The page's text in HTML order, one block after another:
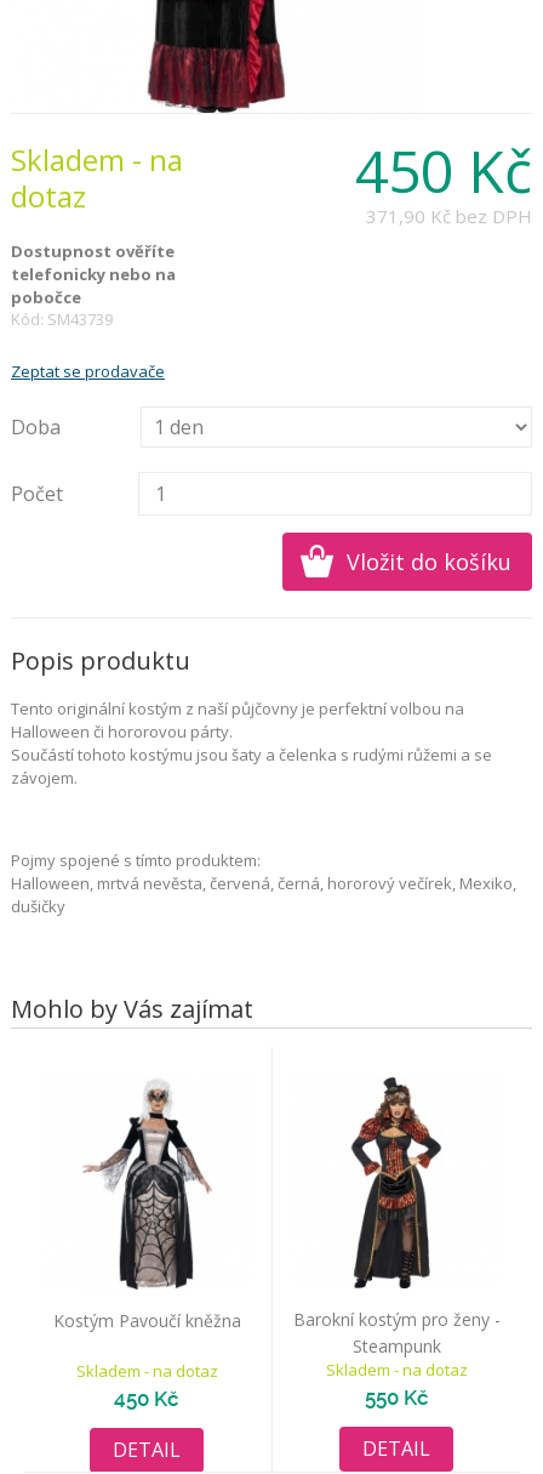
450 Kč
371,90 Kč bez DPH
Skladem - na
dotaz
Dostupnost ověříte
telefonicky nebo na
pobočce
Kód: SM43739
Zeptat se prodavače
Doba
Počet
Popis produktu
Tento originální kostým z naší půjčovny je perfektní volbou na
Halloween či hororovou párty.
Součástí tohoto kostýmu jsou šaty a čelenka s rudými růžemi a se
závojem.
Pojmy spojené s tímto produktem:
Halloween, mrtvá nevěsta, červená, černá, hororový večírek, Mexiko,
dušičky
Mohlo by Vás zajímat
Kostým Pavoučí kněžna
Skladem - na dotaz
450 Kč
DETAIL
Barokní kostým pro ženy -
Steampunk
Skladem - na dotaz
550 Kč
DETAIL